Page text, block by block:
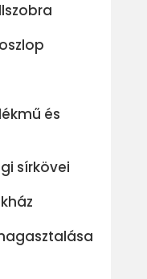
és
sírkövei